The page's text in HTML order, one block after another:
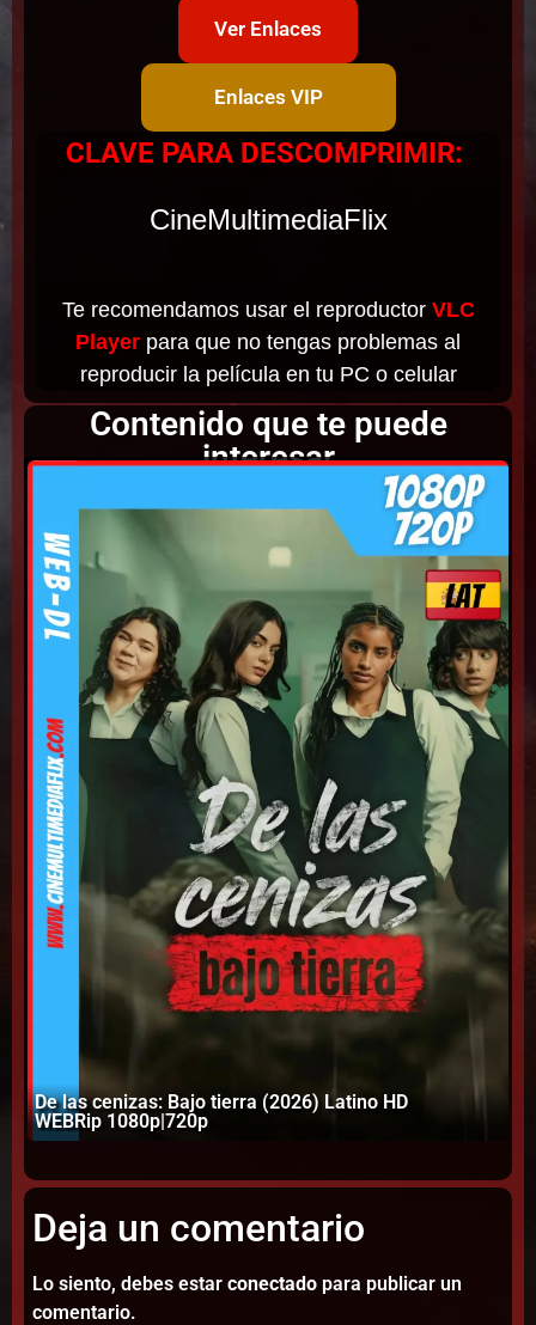
Ver Enlaces
Enlaces VIP
CLAVE PARA DESCOMPRIMIR:
CineMultimediaFlix
Te recomendamos usar el reproductor VLC
Player para que no tengas problemas al
reproducir la película en tu PC o celular
Contenido que te puede
interesar
De las cenizas: Bajo tierra (2026) Latino HD
WEBRip 1080p|720p
Deja un comentario
Lo siento, debes estar conectado para publicar un
comentario.